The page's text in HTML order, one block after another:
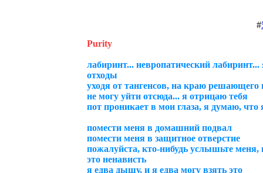
#
Purity
лабиринт... невропатический лабиринт...
отходы
уходя от тангенсов, на краю решающего
не могу уйти отсюда... я отрицаю тебя
пот проникает в мои глаза, я думаю,
помести меня в домашний подвал
помести меня в защитное отверстие
пожалуйста, кто-нибудь услышьте меня,
это ненависть
я едва дышу, и я едва могу взять это